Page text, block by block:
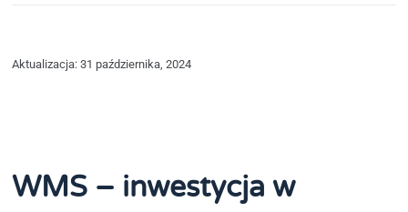
Aktualizacja: 31 października, 2024
WMS – inwestycja w